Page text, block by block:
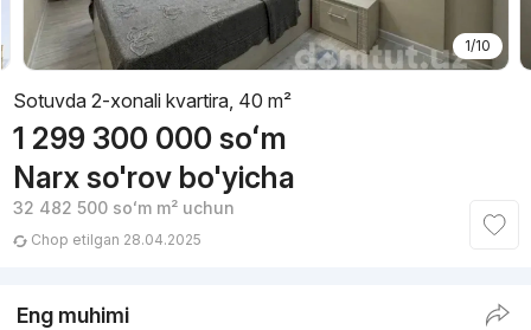
1/10
Sotuvda 2-xonali kvartira, 40 m²
1 299 300 000 soʻm
Narx so'rov bo'yicha
32 482 500 soʻmm² uchun
Chop etilgan 28.04.2025
Eng muhimi